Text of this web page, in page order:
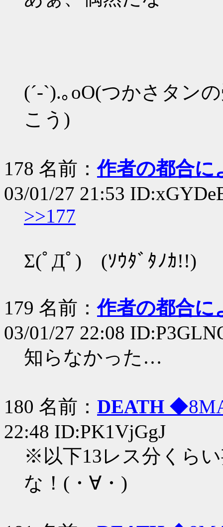
(´-`).｡oO(つかさタン
こう)
178 名前：作者の都合に
03/01/27 21:53
>>177
Σ(ﾟДﾟ) (ｿｳﾀﾞﾀﾉｶ!!)
179 名前：作者の都合に
03/01/27 22:08
知らなかった…
180 名前： DEATH
22:48 ID:PK1VjGgJ
※以下13レス分くら
な！(・∀・)